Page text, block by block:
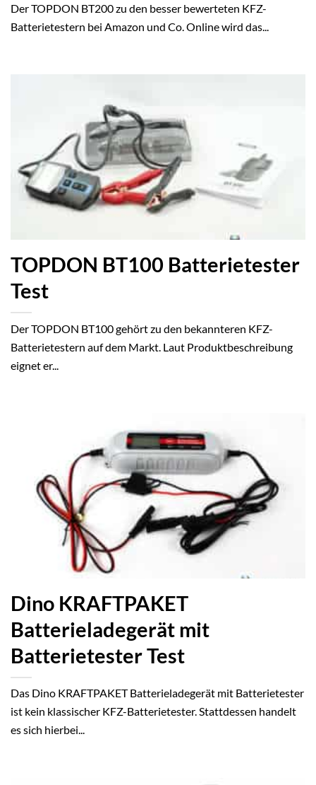
Der TOPDON BT200 zu den besser bewerteten KFZ-
Batterietestern bei Amazon und Co. Online wird das...
TOPDON BT100 Batterietester
Test
Der TOPDON BT100 gehört zu den bekannteren KFZ-
Batterietestern auf dem Markt. Laut Produktbeschreibung
eignet er...
Dino KRAFTPAKET
Batterieladegerät mit
Batterietester Test
Das Dino KRAFTPAKET Batterieladegerät mit Batterietester
ist kein klassischer KFZ-Batterietester. Stattdessen handelt
es sich hierbei...